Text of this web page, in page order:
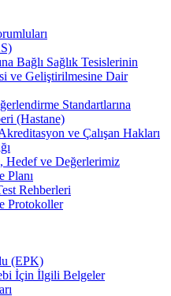
Bağlı Sağlık Tesislerinin
ve Geliştirilmesine Dair
Standartlarına
(Hastane)
ve Çalışan Hakları
Hedef ve Değerlerimiz
Planı
Rehberleri
Protokoller
(EPK)
İçin İlgili Belgeler